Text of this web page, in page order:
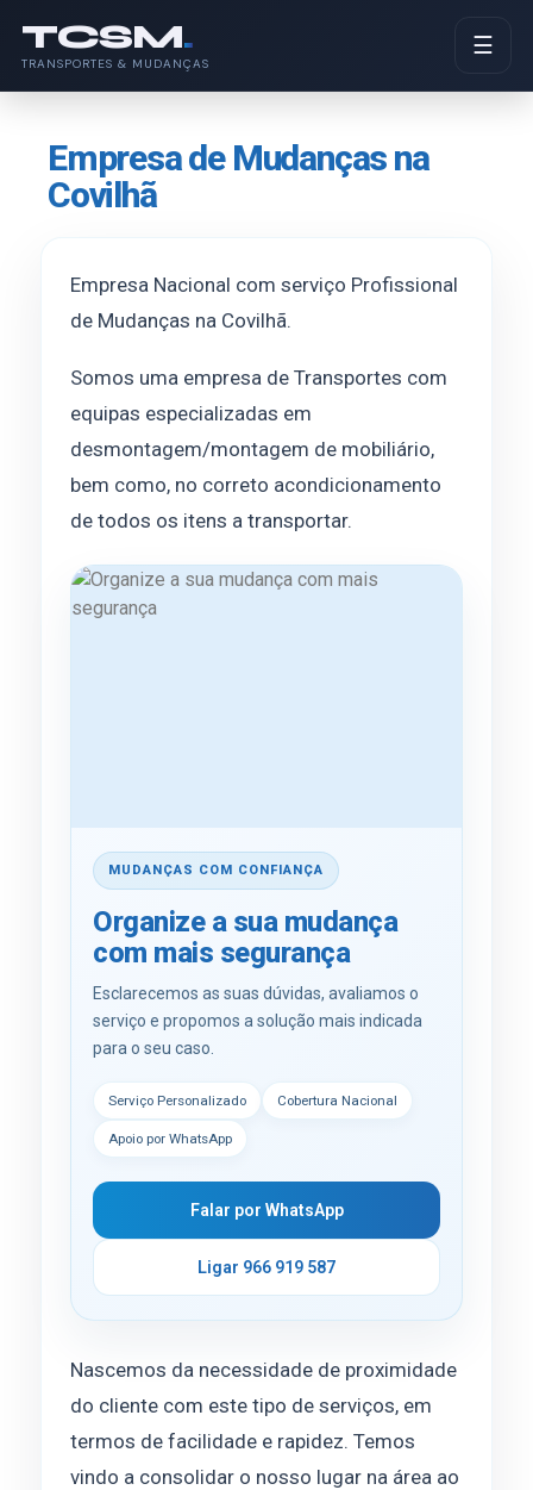
TCSM.
TRANSPORTES & MUDANÇAS
☰
Empresa de Mudanças na
Covilhã
Empresa Nacional com serviço Profissional
de Mudanças na Covilhã.
Somos uma empresa de Transportes com
equipas especializadas em
desmontagem/montagem de mobiliário,
bem como, no correto acondicionamento
de todos os itens a transportar.
MUDANÇAS COM CONFIANÇA
Organize a sua mudança
com mais segurança
Esclarecemos as suas dúvidas, avaliamos o
serviço e propomos a solução mais indicada
para o seu caso.
Serviço Personalizado Cobertura Nacional
Apoio por WhatsApp
Falar por WhatsApp
Ligar 966 919 587
Nascemos da necessidade de proximidade
do cliente com este tipo de serviços, em
termos de facilidade e rapidez. Temos
vindo a consolidar o nosso lugar na área ao